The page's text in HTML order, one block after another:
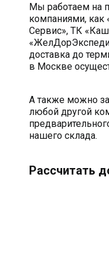
Мы работаем на
компаниями,
Сервис», ТК
доставка до
в Москве
А также можно
любой другой
нашего склада.
Рассчитать